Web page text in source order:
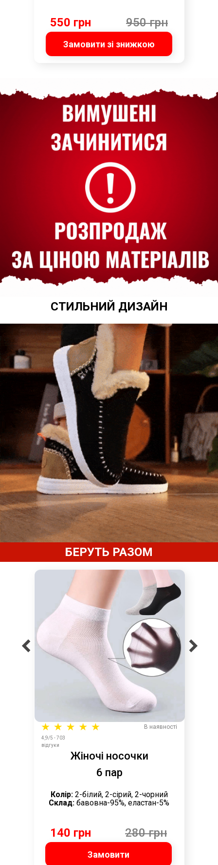
Замовити зі знижкою
550 грн 950 грн
СТИЛЬНИЙ ДИЗАЙН
БЕРУТЬ РАЗОМ
280 грн
140 грн
Жіночі носочки
6 пар
Колір:2-білий, 2-сірий, 2-чорний
Склад: бавовна-95%, еластан-5%
Замовити
В наявності
4,9/5 - 703
відгуки